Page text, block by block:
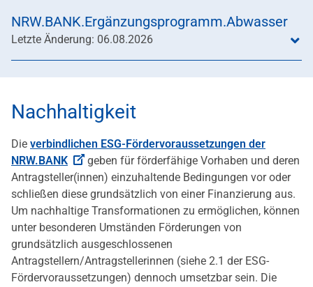
NRW.BANK.Ergänzungsprogramm.Abwasser
Letzte Änderung: 06.08.2026
Nachhaltigkeit
Die verbindlichen ESG-Fördervoraussetzungen der
NRW.BANK
geben für förderfähige Vorhaben und deren
Antragsteller(innen) einzuhaltende Bedingungen vor oder
schließen diese grundsätzlich von einer Finanzierung aus.
Um nachhaltige Transformationen zu ermöglichen, können
unter besonderen Umständen Förderungen von
grundsätzlich ausgeschlossenen
Antragstellern/Antragstellerinnen (siehe 2.1 der ESG-
Fördervoraussetzungen) dennoch umsetzbar sein. Die